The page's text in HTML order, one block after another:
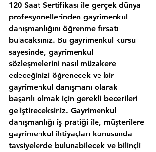
120 Saat Sertifikası ile gerçek dünya
profesyonellerinden gayrimenkul
danışmanlığını öğrenme fırsatı
bulacaksınız. Bu gayrimenkul kursu
sayesinde, gayrimenkul
sözleşmelerini nasıl müzakere
edeceğinizi öğrenecek ve bir
gayrimenkul danışmanı olarak
başarılı olmak için gerekli becerileri
geliştireceksiniz. Gayrimenkul
danışmanlığı iş pratiği ile, müşterilere
gayrimenkul ihtiyaçları konusunda
tavsiyelerde bulunabilecek ve bilinçli